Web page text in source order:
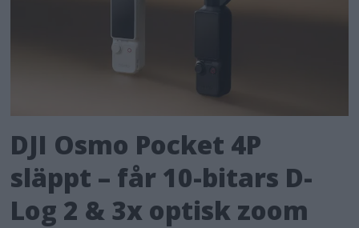
DJI Osmo Pocket 4P
släppt – får 10-bitars D-
Log 2 & 3x optisk zoom